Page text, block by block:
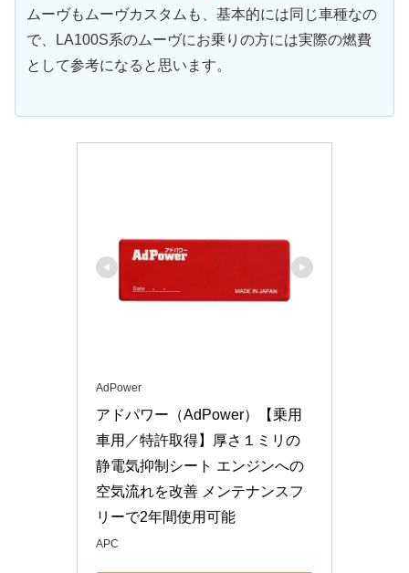
ムーヴもムーヴカスタムも、基本的には同じ車種なの
で、LA100S系のムーヴにお乗りの方には実際の燃費
として参考になると思います。
AdPower
アドパワー（AdPower）【乗用
車用／特許取得】厚さ１ミリの
静電気抑制シート エンジンへの
空気流れを改善 メンテナンスフ
リーで2年間使用可能
APC